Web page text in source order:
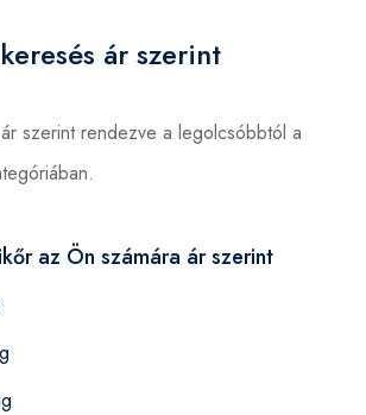
ár szerint
szerint rendezve a legolcsóbbtól a
az Ön számára ár szerint